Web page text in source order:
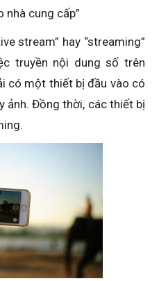
nhà cung cấp”
stream” hay “streaming”
truyền nội dung số trên
có một thiết bị đầu vào có
ảnh. Đồng thời, các thiết bị